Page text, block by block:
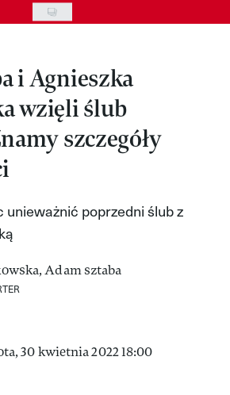
i Agnieszka
wzięli ślub
szczegóły
unieważnić poprzedni ślub z
30 kwietnia 2022 18:00